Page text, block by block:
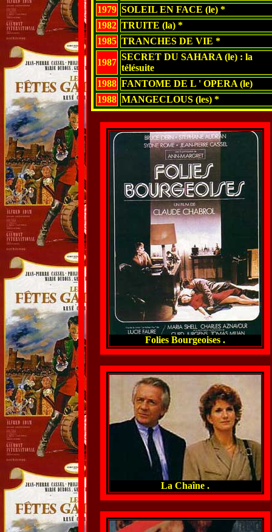
1979 SOLEIL EN FACE (le) *
1982 TRUITE (la) *
1985 TRANCHES DE VIE *
1987
SECRET DU SAHARA (le) : la
télésuite
1988 FANTOME DE L ' OPERA (le)
1988 MANGECLOUS (les) *
Folies Bourgeoises .
La Chaîne .